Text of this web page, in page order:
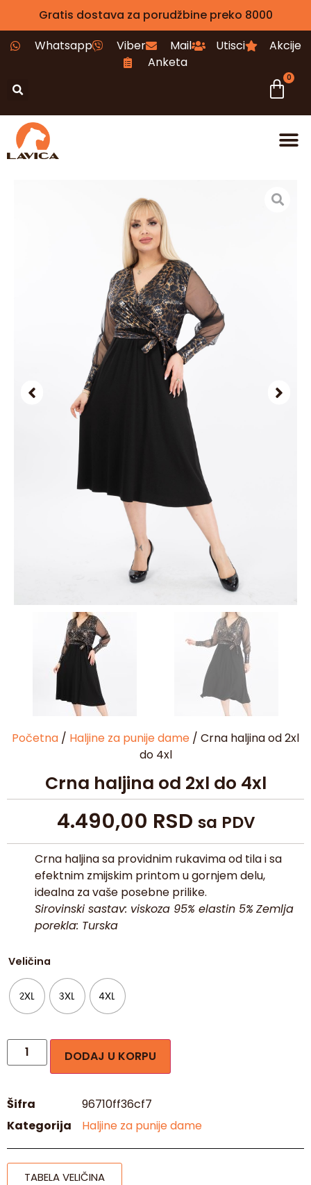
Gratis dostava za porudžbine preko 8000
Whatsapp
Viber Mail Utisci
Akcije
Anketa
0
Početna / Haljine za punije dame / Crna haljina od 2xl
do 4xl
Crna haljina od 2xl do 4xl
4.490,00 RSD sa PDV
Crna haljina sa providnim rukavima od tila i sa
efektnim zmijskim printom u gornjem delu,
idealna za vaše posebne prilike.
Sirovinski sastav: viskoza 95% elastin 5%Zemlja
porekla: Turska
Veličina
2XL 3XL 4XL
DODAJ U KORPU
Šifra
96710ff36cf7
Kategorija
Haljine za punije dame
TABELA VELIČINA